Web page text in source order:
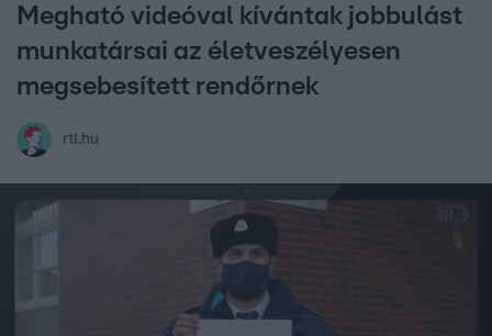
Megható videóval kívántak jobbulást
munkatársai az életveszélyesen
megsebesített rendőrnek
rtl.hu